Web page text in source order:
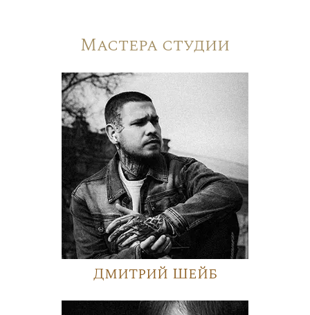
Мастера студии
Дмитрий Шейб